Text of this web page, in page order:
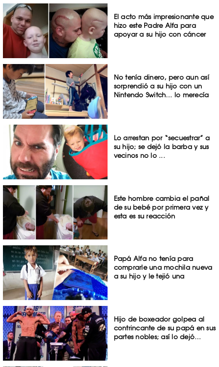
El acto más impresionante que
hizo este Padre Alfa para
apoyar a su hijo con cáncer
No tenía dinero, pero aun así
sorprendió a su hijo con un
Nintendo Switch… lo merecía
Lo arrestan por “secuestrar” a
su hijo; se dejó la barba y sus
vecinos no lo ...
Este hombre cambia el pañal
de su bebé por primera vez y
esta es su reacción
Papá Alfa no tenía para
comprarle una mochila nueva
a su hijo y le tejió una
Hijo de boxeador golpea al
contrincante de su papá en sus
partes nobles; así lo dejó…